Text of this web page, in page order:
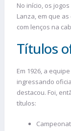
No início, os
Lanza, em que
com lenços na
Títulos
Em 1926, a
ingressando
destacou. Foi,
títulos: